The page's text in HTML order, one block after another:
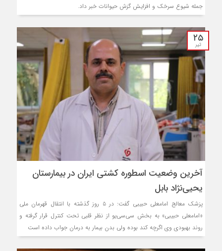
جمله شیوع سرخک و افزایش گزش حیوانات خبر داد.
۲۵
تیر
آخرین وضعیت اسطوره کشتی ایران در بیمارستان
یحیی‌نژاد بابل
پزشک معالج امامعلی حبیبی گفت: در ۵ روز گذشته با انتقال قهرمان ملی
«امامعلی حبیبی» به بخش سی‌سی‌یو از نظر قلبی تحت کنترل قرار گرفته و
روند بهبودی وی اگرچه کند بوده ولی بدن بیمار به درمان جواب داده است